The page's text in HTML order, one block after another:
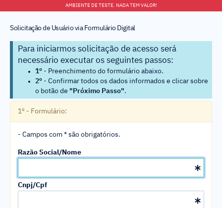
AMBIENTE DE TESTE. NADA TEM VALOR!
Solicitação de Usuário via Formulário Digital
Para iniciarmos solicitação de acesso será
necessário executar os seguintes passos:
1º - Preenchimento do formulário abaixo.
2º - Confirmar todos os dados informados e clicar sobre
o botão de "Próximo Passo".
1º - Formulário:
- Campos com * são obrigatórios.
Razão Social/Nome
Cnpj/Cpf